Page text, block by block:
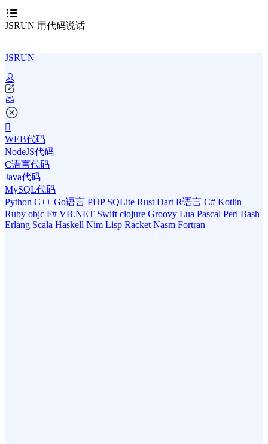
JSRUN 用代码说话
JSRUN
WEB代码
NodeJS代码
C语言代码
Java代码
MySQL代码
Python C++ Go语言 PHP SQLite Rust Dart R语言 C# Kotlin
Ruby objc F# VB.NET Swift clojure Groovy Lua Pascal Perl Bash
Erlang Scala Haskell Nim Lisp Racket Nasm Fortran